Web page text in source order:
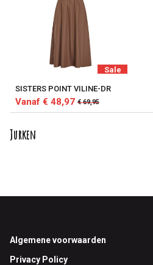
Sale
SISTERS POINT VILINE-DR
Vanaf € 48,97 € 69,95
Jurken
Footer
Algemene voorwaarden
Privacy Policy